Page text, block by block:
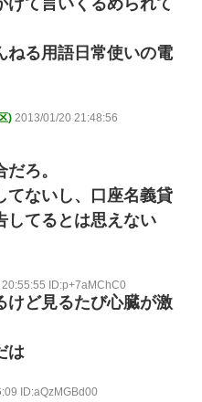
ねる用語日常使いの電
) 2013/01/20 21:48:56
ろ。
てないし、口座名義貸
してるとは思えない
ID:p+7aMChC0
けど見るたび心臓が激
は
ID:aQzMGBd00